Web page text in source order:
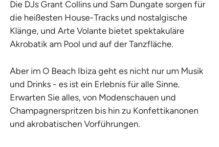
Die DJs Grant Collins und Sam Dungate sorgen für
die heißesten House-Tracks und nostalgische
Klänge, und Arte Volante bietet spektakuläre
Akrobatik am Pool und auf der Tanzfläche.
Aber im O Beach Ibiza geht es nicht nur um Musik
und Drinks - es ist ein Erlebnis für alle Sinne.
Erwarten Sie alles, von Modenschauen und
Champagnerspritzen bis hin zu Konfettikanonen
und akrobatischen Vorführungen.